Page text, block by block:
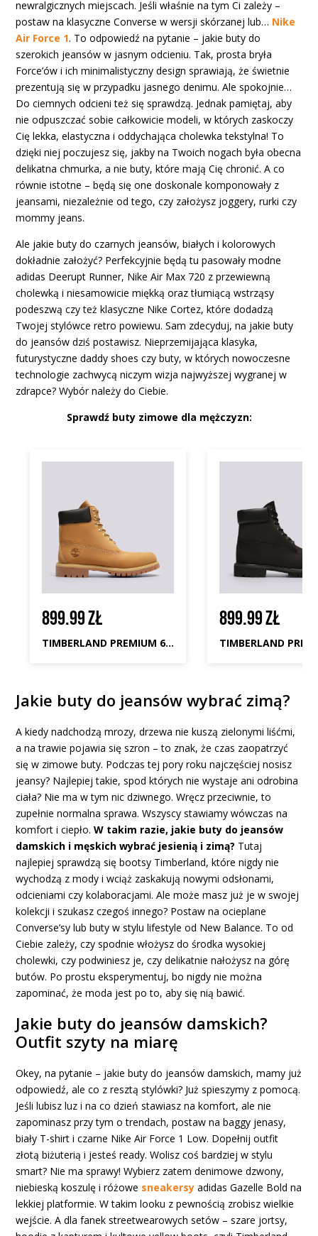
newralgicznych miejscach. Jeśli właśnie na tym Ci zależy –
postaw na klasyczne Converse w wersji skórzanej lub… Nike
Air Force 1. To odpowiedź na pytanie – jakie buty do
szerokich jeansów w jasnym odcieniu. Tak, prosta bryła
Force’ów i ich minimalistyczny design sprawiają, że świetnie
prezentują się w przypadku jasnego denimu. Ale spokojnie…
Do ciemnych odcieni też się sprawdzą. Jednak pamiętaj, aby
nie odpuszczać sobie całkowicie modeli, w których zaskoczy
Cię lekka, elastyczna i oddychająca cholewka tekstylna! To
dzięki niej poczujesz się, jakby na Twoich nogach była obecna
delikatna chmurka, a nie buty, które mają Cię chronić. A co
równie istotne – będą się one doskonale komponowały z
jeansami, niezależnie od tego, czy założysz joggery, rurki czy
mommy jeans.
Ale jakie buty do czarnych jeansów, białych i kolorowych
dokładnie założyć? Perfekcyjnie będą tu pasowały modne
adidas Deerupt Runner, Nike Air Max 720 z przewiewną
cholewką i niesamowicie miękką oraz tłumiącą wstrząsy
podeszwą czy też klasyczne Nike Cortez, które dodadzą
Twojej stylówce retro powiewu. Sam zdecyduj, na jakie buty
do jeansów dziś postawisz. Nieprzemijająca klasyka,
futurystyczne daddy shoes czy buty, w których nowoczesne
technologie zachwycą niczym wizja najwyższej wygranej w
zdrapce? Wybór należy do Ciebie.
Sprawdź buty zimowe dla mężczyzn:
899.99 ZŁ
TIMBERLAND PREMIUM 6 INCH BOOT
899.99 ZŁ
Jakie buty do jeansów wybrać zimą?
A kiedy nadchodzą mrozy, drzewa nie kuszą zielonymi liśćmi,
a na trawie pojawia się szron – to znak, że czas zaopatrzyć
się w zimowe buty. Podczas tej pory roku najczęściej nosisz
jeansy? Najlepiej takie, spod których nie wystaje ani odrobina
ciała? Nie ma w tym nic dziwnego. Wręcz przeciwnie, to
zupełnie normalna sprawa. Wszyscy stawiamy wówczas na
komfort i ciepło. W takim razie, jakie buty do jeansów
damskich i męskich wybrać jesienią i zimą? Tutaj
najlepiej sprawdzą się bootsy Timberland, które nigdy nie
wychodzą z mody i wciąż zaskakują nowymi odsłonami,
odcieniami czy kolaboracjami. Ale może masz już je w swojej
kolekcji i szukasz czegoś innego? Postaw na ocieplane
Converse’sy lub buty w stylu lifestyle od New Balance. To od
Ciebie zależy, czy spodnie włożysz do środka wysokiej
cholewki, czy podwiniesz je, czy delikatnie nałożysz na górę
butów. Po prostu eksperymentuj, bo nigdy nie można
zapominać, że moda jest po to, aby się nią bawić.
Jakie buty do jeansów damskich?
Outfit szyty na miarę
Okey, na pytanie – jakie buty do jeansów damskich, mamy już
odpowiedź, ale co z resztą stylówki? Już spieszymy z pomocą.
Jeśli lubisz luz i na co dzień stawiasz na komfort, ale nie
zapominasz przy tym o trendach, postaw na baggy jenasy,
biały T-shirt i czarne Nike Air Force 1 Low. Dopełnij outfit
złotą biżuterią i jesteś ready. Wolisz coś bardziej w stylu
smart? Nie ma sprawy! Wybierz zatem denimowe dzwony,
niebieską koszulę i różowe sneakersy adidas Gazelle Bold na
lekkiej platformie. W takim looku z pewnością zrobisz wielkie
wejście. A dla fanek streetwearowych setów – szare jortsy,